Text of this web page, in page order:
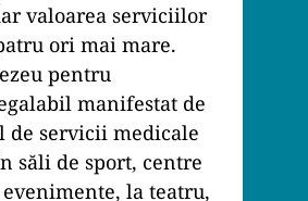
valoarea serviciilor
ori mai mare.
pentru
manifestat de
de servicii medicale
săli de sport, centre
la teatru,